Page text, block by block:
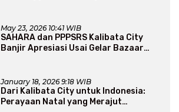
May 23, 2026 10:41 WIB
SAHARA dan PPPSRS Kalibata City
Banjir Apresiasi Usai Gelar Bazaar
January 18, 2026 9:18 WIB
Dari Kalibata City untuk Indonesia:
Perayaan Natal yang Merajut